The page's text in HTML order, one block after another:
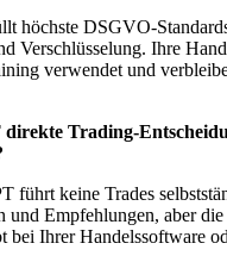
höchste DSGVO-
Verschlüsselung. Ihre
verwendet und
Trading-
führt keine Trades
und Empfehlungen, aber
bei Ihrer Handelssoftware